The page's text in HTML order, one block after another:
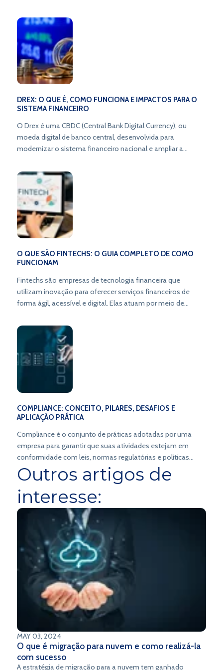
DREX: O QUE É, COMO FUNCIONA E IMPACTOS PARA O
SISTEMA FINANCEIRO
O Drex é uma CBDC (Central Bank Digital Currency), ou
moeda digital de banco central, desenvolvida para
modernizar o sistema financeiro nacional e ampliar a
O QUE SÃO FINTECHS: O GUIA COMPLETO DE COMO
FUNCIONAM
Fintechs são empresas de tecnologia financeira que
utilizam inovação para oferecer serviços financeiros de
forma ágil, acessível e digital. Elas atuam por meio de
transformando a forma de lidar com o dinheiro.
COMPLIANCE: CONCEITO, PILARES, DESAFIOS E
APLICAÇÃO PRÁTICA
Compliance é o conjunto de práticas adotadas por uma
empresa para garantir que suas atividades estejam em
conformidade com leis, normas regulatórias e políticas
internas.
Outros artigos de
interesse:
MAY 03, 2024
O que é migração para nuvem e como realizá-la
com sucesso
A estratégia de migração para a nuvem tem ganhado